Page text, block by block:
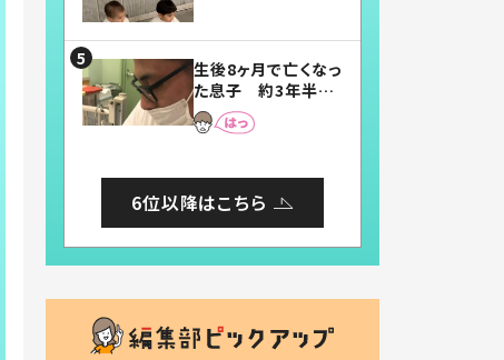
まらない」「幸せにな
れる」
生後8ヶ月で亡くなっ
た息子 約3年半
後、当時の妻の日記
に書いてあった本音
6位以降はこちら